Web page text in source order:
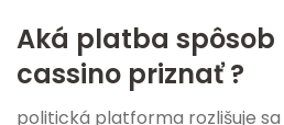
Aká platba spôsob
cassino priznať ?
politická platforma rozlišuje